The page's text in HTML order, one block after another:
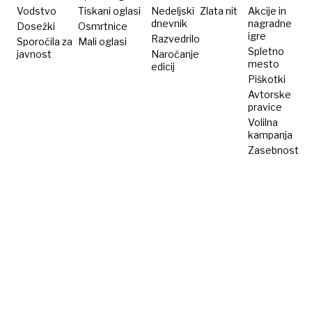
Vodstvo
Dosežki
Sporočila za
javnost
Tiskani oglasi
Osmrtnice
Mali oglasi
Nedeljski
dnevnik
Razvedrilo
Naročanje
edicij
Zlata nit
Akcije in
nagradne
igre
Spletno
mesto
Piškotki
Avtorske
pravice
Volilna
kampanja
Zasebnost